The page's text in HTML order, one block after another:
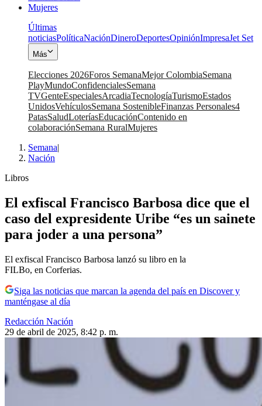
Mujeres
Últimas
noticiasPolíticaNaciónDineroDeportesOpiniónImpresaJet Set
Más
Elecciones 2026Foros SemanaMejor ColombiaSemana
PlayMundoConfidencialesSemana
TVGenteEspecialesArcadiaTecnologíaTurismoEstados
UnidosVehículosSemana SostenibleFinanzas Personales4
PatasSaludLoteríasEducaciónContenido en
colaboraciónSemana RuralMujeres
Semana|
Nación
Libros
El exfiscal Francisco Barbosa dice que el
caso del expresidente Uribe “es un sainete
para joder a una persona”
El exfiscal Francisco Barbosa lanzó su libro en la
FILBo, en Corferias.
Siga las noticias que marcan la agenda del país en Discover y
manténgase al día
Redacción Nación
29 de abril de 2025, 8:42 p. m.